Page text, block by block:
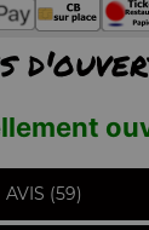
AVIS (59)